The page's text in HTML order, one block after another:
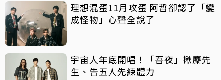
理想混蛋11月攻蛋 阿哲卻認了「變
成怪物」心聲全說了
宇宙人年底開唱！「吾夜」揪麋先
生、告五人先練體力